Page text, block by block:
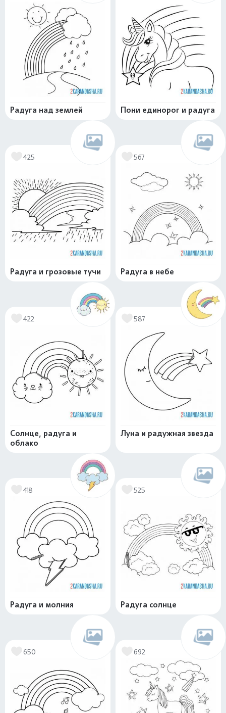
Радуга над землей Пони единорог и радуга
425
Радуга и грозовые тучи
567
Радуга в небе
422
Солнце, радуга и
облако
587
Луна и радужная звезда
418
Радуга и молния
525
Радуга солнце
650 692